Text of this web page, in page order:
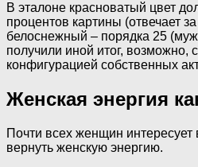
В эталоне красноватый цвет
процентов картины (отвечает
белоснежный – порядка 25
получили иной итог, возможно,
конфигурацией собственных
Женская энергия
Почти всех женщин
вернуть женскую энергию.